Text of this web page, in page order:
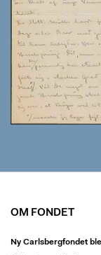
OM FONDET
Ny Carlsbergfondet